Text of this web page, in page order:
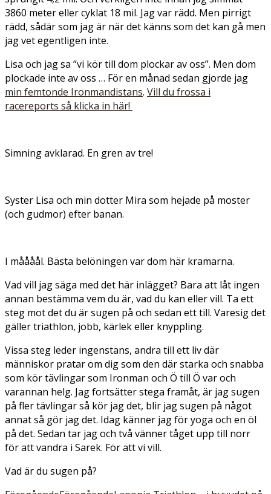
3860 meter eller cyklat 18 mil. Jag var rädd. Men pirrigt
rädd, sådär som jag är när det känns som det kan gå men
jag vet egentligen inte.
Lisa och jag sa ”vi kör till dom plockar av oss”. Men dom
plockade inte av oss … För en månad sedan gjorde jag
min femtonde Ironmandistans. Vill du frossa i
racereports så klicka in här!
Simning avklarad. En gren av tre!
Syster Lisa och min dotter Mira som hejade på moster
(och gudmor) efter banan.
I måååål. Bästa belöningen var dom här kramarna.
Vad vill jag säga med det här inlägget? Bara att låt ingen
annan bestämma vem du är, vad du kan eller vill. Ta ett
steg mot det du är sugen på och sedan ett till. Varesig det
gäller triathlon, jobb, kärlek eller knyppling.
Vissa steg leder ingenstans, andra till ett liv där
människor pratar om dig som den där starka och snabba
som kör tävlingar som Ironman och Ö till Ö var och
varannan helg. Jag fortsätter stega framåt, är jag sugen
på fler tävlingar så kör jag det, blir jag sugen på något
annat så gör jag det. Idag känner jag för yoga och en öl
på det. Sedan tar jag och två vänner tåget upp till norr
för att vandra i Sarek. För att vi vill.
Vad är du sugen på?